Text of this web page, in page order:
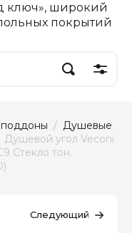
ключ», широкий
покрытий
/ Душевые
Душевой угол Veconi
Стекло тон.
Следующий